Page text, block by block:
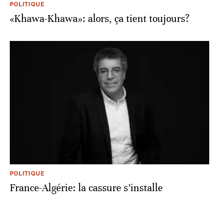
POLITIQUE
«Khawa-Khawa»: alors, ça tient toujours?
POLITIQUE
France-Algérie: la cassure s’installe